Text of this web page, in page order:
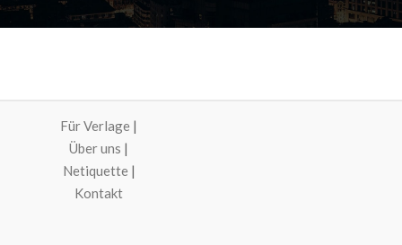
Für Verlage |
Über uns |
Netiquette|
Kontakt